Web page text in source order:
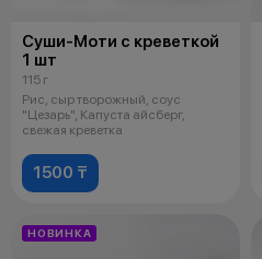
Суши-Моти с креветкой
1 шт
115 г
Рис, сыр творожный, соус
"Цезарь", Капуста айсберг,
свежая креветка
1500 ₸
НОВИНКА